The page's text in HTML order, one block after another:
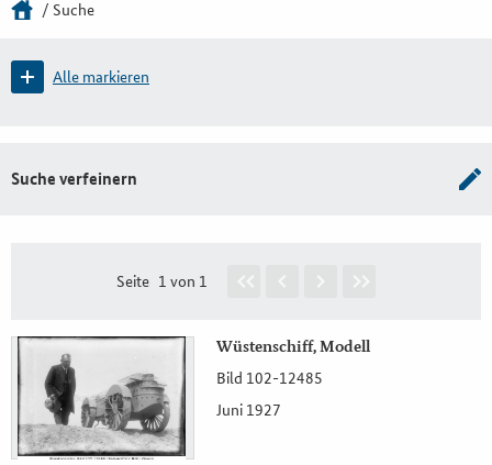
Suche
Alle markieren
Suche verfeinern
Seite 1 von 1
Wüstenschiff, Modell
Bild 102-12485
Juni 1927